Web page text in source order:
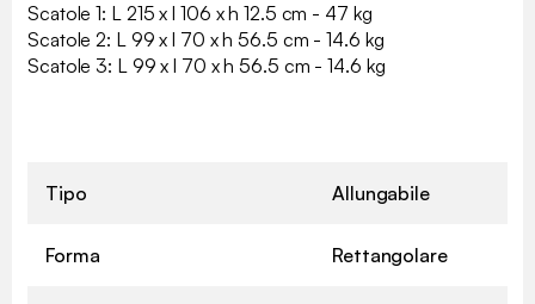
Scatole 1: L 215 x l 106 x h 12.5 cm - 47 kg
Scatole 2: L 99 x l 70 x h 56.5 cm - 14.6 kg
Scatole 3: L 99 x l 70 x h 56.5 cm - 14.6 kg
Tipo Allungabile
Forma Rettangolare